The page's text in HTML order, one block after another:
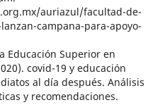
auriazul/facultad-de-
campana-para-apoyo-
Superior en
covid-19 y educación
al día después. Análisis
y recomendaciones.